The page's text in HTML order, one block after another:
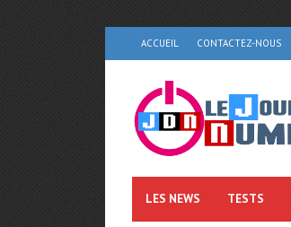
ACCUEIL CONTACTEZ-NOUS
LES NEWS TESTS